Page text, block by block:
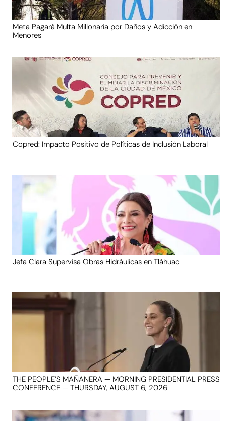
Meta Pagará Multa Millonaria por Daños y Adicción en
Menores
Copred: Impacto Positivo de Políticas de Inclusión Laboral
Jefa Clara Supervisa Obras Hidráulicas en Tláhuac
THE PEOPLE’S MAÑANERA — MORNING PRESIDENTIAL PRESS
CONFERENCE — THURSDAY, AUGUST 6, 2026